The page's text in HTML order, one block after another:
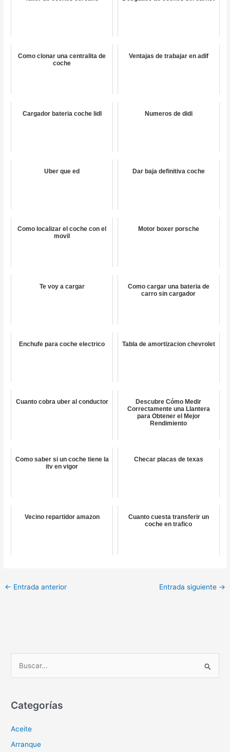
Como clonar una centralita de
coche
Ventajas de trabajar en adif
Cargador bateria coche lidl Numeros de didi
Uber que ed Dar baja definitiva coche
Como localizar el coche con el
movil
Motor boxer porsche
Te voy a cargar
Como cargar una bateria de
carro sin cargador
Enchufe para coche electrico Tabla de amortizacion chevrolet
Cuanto cobra uber al conductor
Descubre Cómo Medir
Correctamente una Llantera
para Obtener el Mejor
Rendimiento
Como saber si un coche tiene la
itv en vigor
Checar placas de texas
Vecino repartidor amazon
Cuanto cuesta transferir un
coche en trafico
← Entrada anterior Entrada siguiente →
c
r
p
Categorías
Aceite
Arranque